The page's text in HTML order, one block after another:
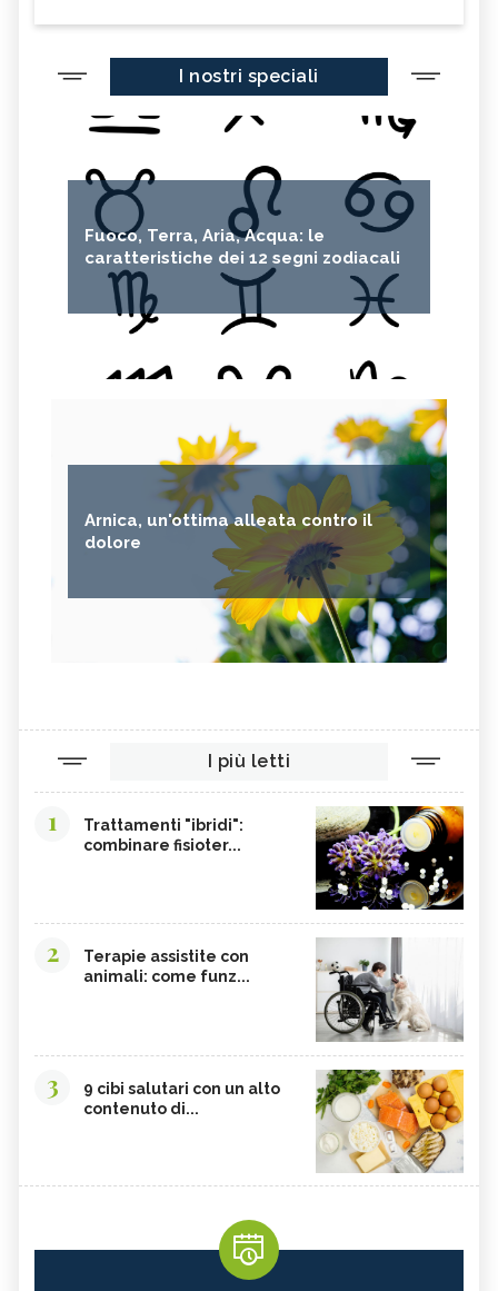
I nostri speciali
Fuoco, Terra, Aria, Acqua: le
caratteristiche dei 12 segni zodiacali
Arnica, un'ottima alleata contro il
dolore
I più letti
1
Trattamenti "ibridi":
combinare fisioter...
2
Terapie assistite con
animali: come funz...
3
9 cibi salutari con un alto
contenuto di...